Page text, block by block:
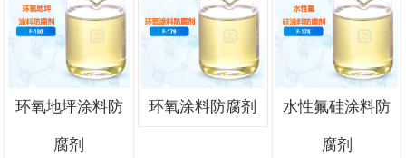
环氧地坪涂料防
腐剂
环氧涂料防腐剂 水性氟硅涂料防
腐剂